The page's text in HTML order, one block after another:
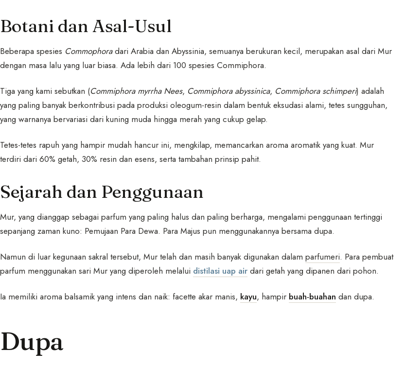
Botani dan Asal-Usul
Beberapa spesies Commophoradari Arabia dan Abyssinia, semuanya berukuran kecil, merupakan asal dari Mur
dengan masa lalu yang luar biasa. Ada lebih dari 100 spesies Commiphora.
Tiga yang kami sebutkan (Commiphora myrrha Nees, Commiphora abyssinica, Commiphora schimperi) adalah
yang paling banyak berkontribusi pada produksi oleogum-resin dalam bentuk eksudasi alami, tetes sungguhan,
yang warnanya bervariasi dari kuning muda hingga merah yang cukup gelap.
Tetes-tetes rapuh yang hampir mudah hancur ini, mengkilap, memancarkan aroma aromatik yang kuat. Mur
terdiri dari 60% getah, 30% resin dan esens, serta tambahan prinsip pahit.
Sejarah dan Penggunaan
Mur, yang dianggap sebagai parfum yang paling halus dan paling berharga, mengalami penggunaan tertinggi
sepanjang zaman kuno: Pemujaan Para Dewa. Para Majus pun menggunakannya bersama dupa.
Namun di luar kegunaan sakral tersebut, Mur telah dan masih banyak digunakan dalam parfumeri. Para pembuat
parfum menggunakan sari Mur yang diperoleh melalui distilasi uap air dari getah yang dipanen dari pohon.
Ia memiliki aroma balsamik yang intens dan naik: facette akar manis, kayu, hampir buah-buahan dan dupa.
Dupa